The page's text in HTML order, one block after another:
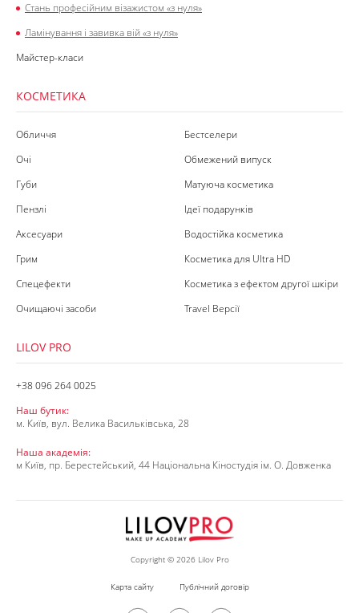
Стань професійним візажистом «з нуля»
Ламінування і завивка вій «з нуля»
Майстер-класи
КОСМЕТИКА
Обличчя
Очі
Губи
Пензлі
Аксесуари
Грим
Спецефекти
Очищаючі засоби
Бестселери
Обмежений випуск
Матуюча косметика
Ідеї подарунків
Водостійка косметика
Косметика для Ultra HD
Косметика з ефектом другої шкіри
Travel Версії
LILOV PRO
+38 096 264 0025
Наш бутик:
м. Київ, вул. Велика Васильківська, 28
Наша академія:
м Київ, пр. Берестейський, 44 Національна Кіностудія ім. О. Довженка
Copyright © 2026 Lilov Pro
Карта сайту Публічний договір